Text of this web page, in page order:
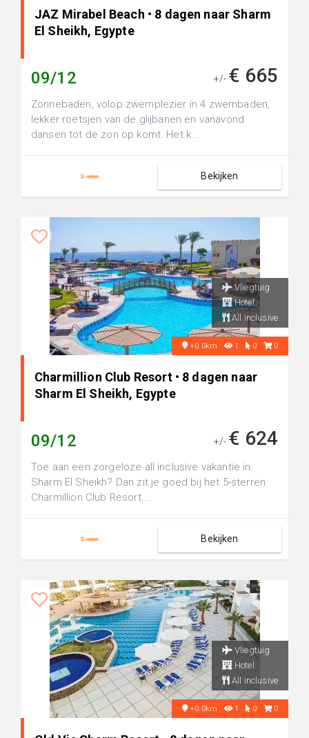
JAZ Mirabel Beach • 8 dagen naar Sharm
El Sheikh, Egypte
09/12 +/- € 665
Zonnebaden, volop zwemplezier in 4 zwembaden,
lekker roetsjen van de glijbanen en vanavond
dansen tot de zon op komt. Het k...
Bekijken
Vliegtuig
Hotel
All inclusive
+0.0km 1 0 0
Charmillion Club Resort • 8 dagen naar
Sharm El Sheikh, Egypte
09/12 +/- € 624
Toe aan een zorgeloze all inclusive vakantie in
Sharm El Sheikh? Dan zit je goed bij het 5-sterren
Charmillion Club Resort....
Bekijken
Vliegtuig
Hotel
All inclusive
+0.0km 1 0 0